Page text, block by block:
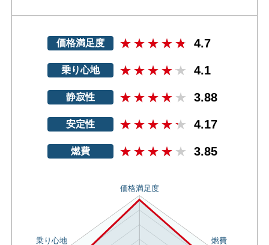
価格満足度 4.7
乗り心地 4.1
静寂性 3.88
安定性 4.17
燃費 3.85